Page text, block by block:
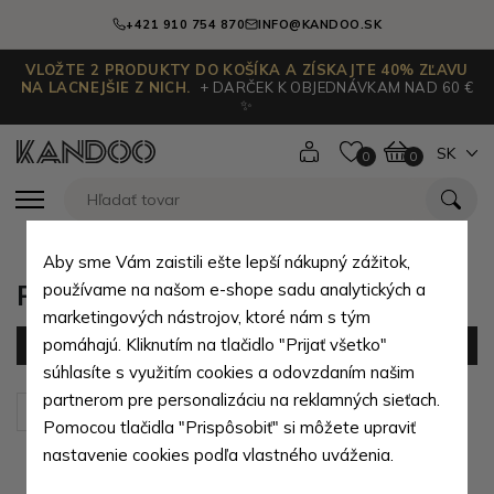
+421 910 754 870 INFO@KANDOO.SK
VLOŽTE 2 PRODUKTY DO KOŠÍKA A ZÍSKAJTE 40% ZĽAVU
NA LACNEJŠIE Z NICH.
+ DARČEK K OBJEDNÁVKAM NAD 60 €
✨
0 0 SK
Pánske peňaženky podľa farby
Filter (175 produktov)
Zoradiť podľa: Predvolené
Aby sme Vám zaistili ešte lepší nákupný zážitok,
používame na našom e-shope sadu analytických a
marketingových nástrojov, ktoré nám s tým
pomáhajú. Kliknutím na tlačidlo "Prijať všetko"
súhlasíte s využitím cookies a odovzdaním našim
partnerom pre personalizáciu na reklamných sieťach.
Pomocou tlačidla "Prispôsobiť" si môžete upraviť
nastavenie cookies podľa vlastného uváženia.